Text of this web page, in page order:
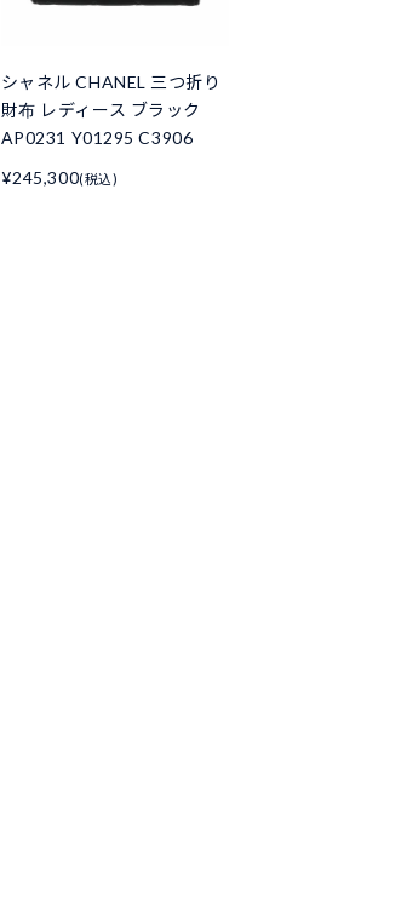
シャネル CHANEL 三つ折り
財布 レディース ブラック
AP0231 Y01295 C3906
¥245,300(税込)